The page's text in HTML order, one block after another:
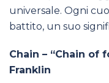
universale. Ogni
battito, un suo
Chain – “Chain of
Franklin